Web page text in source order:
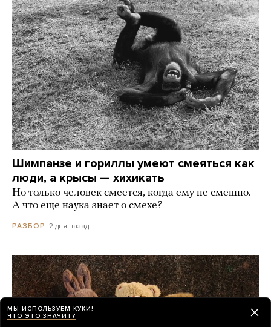
Шимпанзе и гориллы умеют смеяться как
люди, а крысы — хихикать
Но только человек смеется, когда ему не смешно.
А что еще наука знает о смехе?
РАЗБОР 2 дня назад
МЫ ИСПОЛЬЗУЕМ КУКИ!
ЧТО ЭТО ЗНАЧИТ?